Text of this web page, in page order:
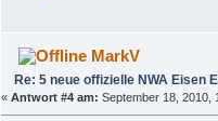
MarkV
Re: 5 neue offizielle NWA Eisen
« Antwort #4 am: September 18, 2010,